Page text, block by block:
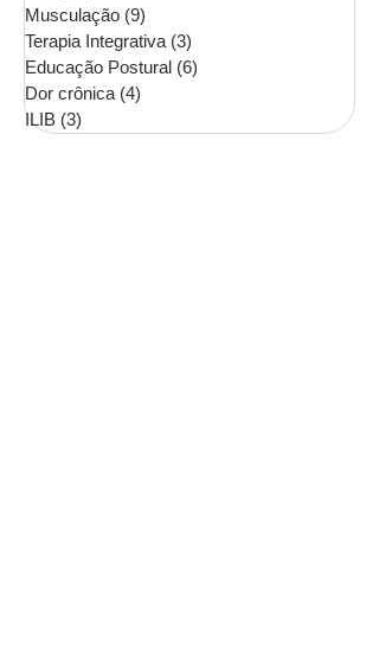
Musculação (9)
Terapia Integrativa (3)
Educação Postural (6)
Dor crônica (4)
ILIB (3)